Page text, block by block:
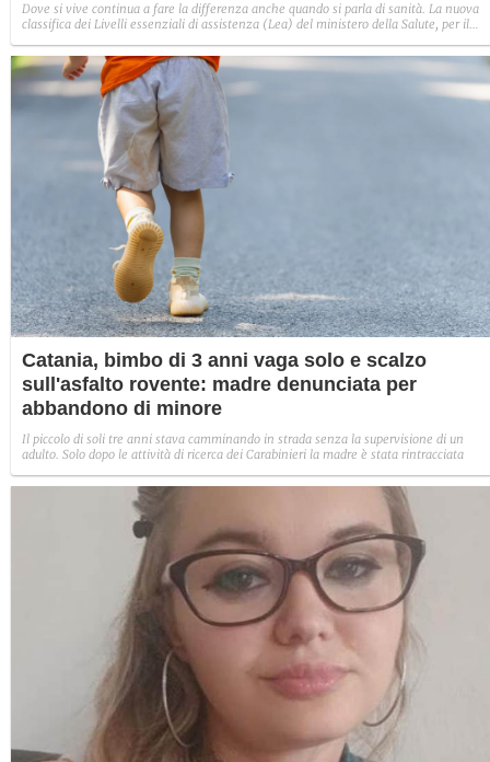
Dove si vive continua a fare la differenza anche quando si parla di sanità. La nuova
classifica dei Livelli essenziali di assistenza (Lea) del ministero della Salute, per il
sanitario nel complesso, in miglioramento: le Regioni sotto la soglia minima passano
da otto a tre.
Catania, bimbo di 3 anni vaga solo e scalzo
sull'asfalto rovente: madre denunciata per
abbandono di minore
Il piccolo di soli tre anni stava camminando in strada senza la supervisione di un
adulto. Solo dopo le attività di ricerca dei Carabinieri la madre è stata rintracciata